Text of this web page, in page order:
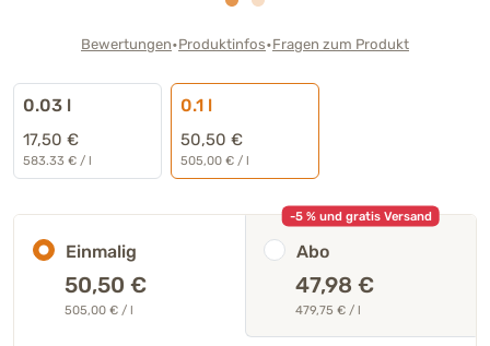
Bewertungen•Produktinfos•Fragen zum Produkt
0.03 l
17,50 €
583.33 € / l
0.1 l
50,50 €
505,00 € / l
Einmalig
50,50 €
505,00 € / l
-5 % und gratis Versand
Abo
47,98 €
479,75 € / l